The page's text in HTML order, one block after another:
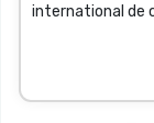
international de